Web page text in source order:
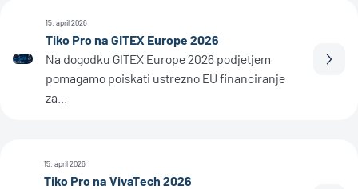
15. april 2026
Tiko Pro na GITEX Europe 2026
Na dogodku GITEX Europe 2026 podjetjem
pomagamo poiskati ustrezno EU financiranje
za...
15. april 2026
Tiko Pro na VivaTech 2026